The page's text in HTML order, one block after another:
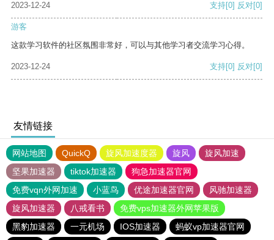
2023-12-24
支持[0] 反对[0]
游客
这款学习软件的社区氛围非常好，可以与其他学习者交流学习心得。
2023-12-24 支持[0] 反对[0]
友情链接
网站地图 QuickQ 旋风加速度器 旋风
旋风加速
坚果加速器
tiktok加速器
狗急加速器官网
免费vqn外网加速
小蓝鸟 优途加速器官网
风驰加速器
旋风加速器
八戒看书
免费vps加速器外网苹果版
黑豹加速器
一元机场 IOS加速器 蚂蚁vp加速器官网